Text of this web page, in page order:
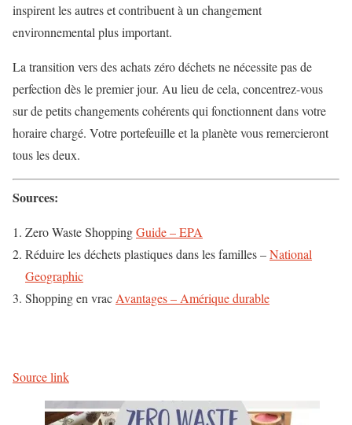
inspirent les autres et contribuent à un changement
environnemental plus important.
La transition vers des achats zéro déchets ne nécessite pas de
perfection dès le premier jour. Au lieu de cela, concentrez-vous
sur de petits changements cohérents qui fonctionnent dans votre
horaire chargé. Votre portefeuille et la planète vous remercieront
tous les deux.
Sources:
Zero Waste ShoppingGuide – EPA
Réduire les déchets plastiques dans les familles –National
Geographic
Shopping en vrac Avantages – Amérique durable
Source link